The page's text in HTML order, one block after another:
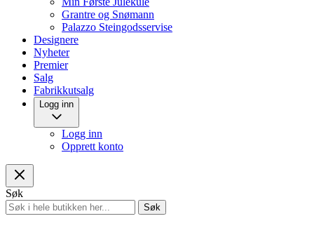
Grantre og Snømann
Palazzo Steingodsservise
Designere
Nyheter
Premier
Salg
Fabrikkutsalg
Logg inn
Logg inn
Opprett konto
Søk
Søk